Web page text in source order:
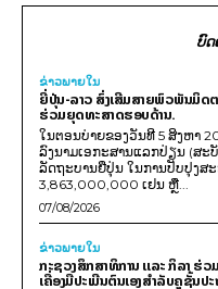
ບົດ
ຂ່າວພາຍ​ໃນ
ຍີ່ປຸ່ນ-ລາວ ສົ່ງເສີມສາຍພົວພັນມິດຕ
ຮ່ວມຍຸດທະສາດຮອບດ້ານ.
ໃນຕອນບ່າຍຂອງວັນທີ 5 ສິງຫາ
ລົງນາມເອກະສານແລກປ່ຽນ (ສະ
ລັດຖະບານຍີ່ປຸ່ນ ໃນການປັບປຸງ
3,863,000,000 ເຢນ ຫຼື...
07/08/2026
ຂ່າວພາຍ​ໃນ
ກະຊວງສຶກສາທິການ ແລະ ກິລາ ຮ່
ເຄື່ອງມືປະເມີນຕົນເອງສຳລັບຄູຊັ້ນປ